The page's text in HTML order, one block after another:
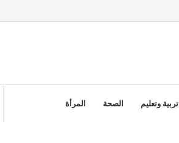
تربية وتعليم الصحة المرأة